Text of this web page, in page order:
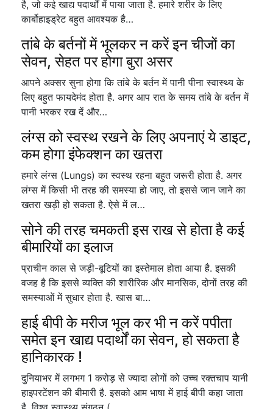
है, जो कई खाद्य पदार्थों में पाया जाता है. हमारे शरीर के लिए
कार्बोहाइड्रेट बहुत आवश्यक है…
तांबे के बर्तनों में भूलकर न करें इन चीजों का
सेवन, सेहत पर होगा बुरा असर
आपने अक्सर सुना होगा कि तांबे के बर्तन में पानी पीना स्वास्थ्य के
लिए बहुत फायदेमंद होता है. अगर आप रात के समय तांबे के बर्तन में
पानी भरकर रख दें और…
लंग्स को स्वस्थ रखने के लिए अपनाएं ये डाइट,
कम होगा इंफेक्शन का खतरा
हमारे लंग्स (Lungs) का स्वस्थ रहना बहुत जरूरी होता है. अगर
लंग्स में किसी भी तरह की समस्या हो जाए, तो इससे जान जाने का
खतरा खड़ी हो सकता है. ऐसे में ल…
सोने की तरह चमकती इस राख से होता है कई
बीमारियों का इलाज
प्राचीन काल से जड़ी-बूटियों का इस्तेमाल होता आया है. इसकी
वजह है कि इससे व्यक्ति की शारीरिक और मानसिक, दोनों तरह की
समस्याओं में सुधार होता है. खास बा…
हाई बीपी के मरीज भूल कर भी न करें पपीता
समेत इन खाद्य पदार्थों का सेवन, हो सकता है
हानिकारक !
दुनियाभर में लगभग 1 करोड़ से ज्यादा लोगों को उच्च रक्तचाप यानी
हाइपरटेंशन की बीमारी है. इसको आम भाषा में हाई बीपी कहा जाता